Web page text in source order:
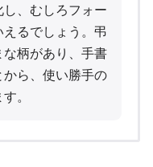
、むしろフォー
るでしょう。弔
柄があり、手書
から、使い勝手の
。